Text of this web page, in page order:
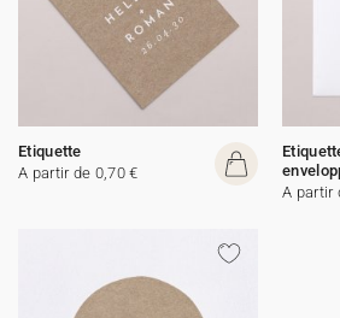
Etiquette
A partir de 0,70 €
A partir